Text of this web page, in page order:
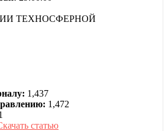
ТЕХНОСФЕРНОЙ
1,437
1,472
статью